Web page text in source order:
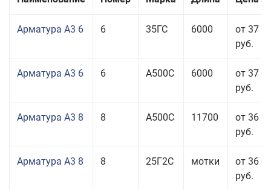
Арматура А3 6 6 35ГС 6000
от 37
руб.
Арматура А3 6 6 А500С 6000
от 37
руб.
Арматура А3 8 8 А500С 11700
от 36
руб.
Арматура А3 8 8 25Г2С мотки
от 36
руб.